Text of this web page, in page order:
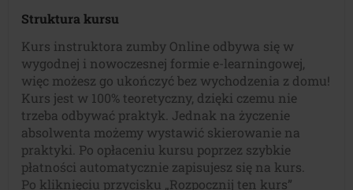
Struktura kursu
Kurs instruktora zumby Online odbywa się w
wygodnej i nowoczesnej formie e-learningowej,
więc możesz go ukończyć bez wychodzenia z domu!
Kurs jest w 100% teoretyczny, dzięki czemu nie
trzeba odbywać praktyk. Jednak na życzenie
absolwenta możemy wystawić skierowanie na
praktyki. Po opłaceniu kursu poprzez szybkie
płatności automatycznie zapisujesz się na kurs.
Po kliknięciu przycisku „Rozpocznij ten kurs”